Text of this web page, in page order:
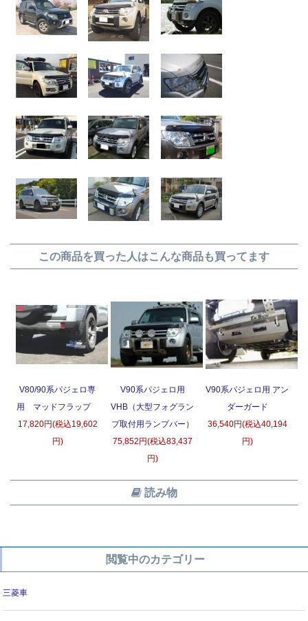
この商品を買った人はこんな商品も買ってます
V80/90系パジェロ専
用 マッドフラップ
17,820円(税込19,602
円)
V90系パジェロ用
VHB（大型フォグラン
プ取付用ランプバー）
75,852円(税込83,437
円)
V90系パジェロ用 アン
ダーガード
36,540円(税込40,194
円)
読み物
閲覧中のカテゴリー
三菱車